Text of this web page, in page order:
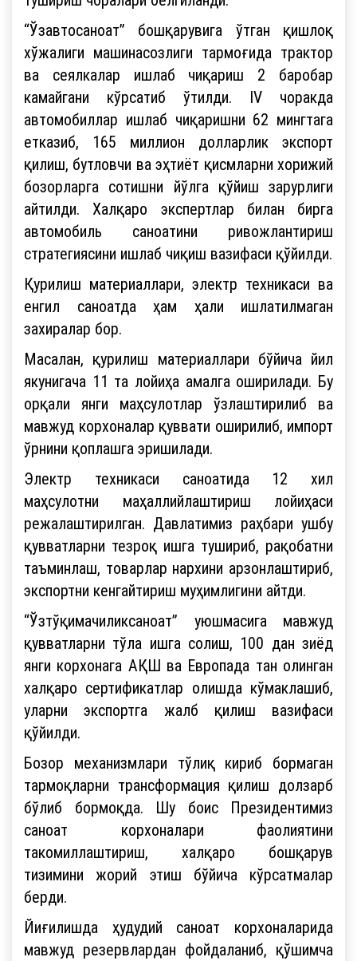
“Ўзавтосаноат” бошқарувига ўтган қишлоқ
хўжалиги машинасозлиги тармоғида трактор
ва сеялкалар ишлаб чиқариш 2 баробар
камайгани кўрсатиб ўтилди. IV чоракда
автомобиллар ишлаб чиқаришни 62 мингтага
етказиб, 165 миллион долларлик экспорт
қилиш, бутловчи ва эҳтиёт қисмларни хорижий
бозорларга сотишни йўлга қўйиш зарурлиги
айтилди. Халқаро экспертлар билан бирга
автомобиль саноатини ривожлантириш
стратегиясини ишлаб чиқиш вазифаси қўйилди.
Қурилиш материаллари, электр техникаси ва
енгил саноатда ҳам ҳали ишлатилмаган
захиралар бор.
Масалан, қурилиш материаллари бўйича йил
якунигача 11 та лойиҳа амалга оширилади. Бу
орқали янги маҳсулотлар ўзлаштирилиб ва
мавжуд корхоналар қуввати оширилиб, импорт
ўрнини қоплашга эришилади.
Электр техникаси саноатида 12 хил
маҳсулотни маҳаллийлаштириш лойиҳаси
режалаштирилган. Давлатимиз раҳбари ушбу
қувватларни тезроқ ишга тушириб, рақобатни
таъминлаш, товарлар нархини арзонлаштириб,
экспортни кенгайтириш муҳимлигини айтди.
“Ўзтўқимачиликсаноат” уюшмасига мавжуд
қувватларни тўла ишга солиш, 100 дан зиёд
янги корхонага АҚШ ва Европада тан олинган
халқаро сертификатлар олишда кўмаклашиб,
уларни экспортга жалб қилиш вазифаси
қўйилди.
Бозор механизмлари тўлиқ кириб бормаган
тармоқларни трансформация қилиш долзарб
бўлиб бормоқда. Шу боис Президентимиз
саноат корхоналари фаолиятини
такомиллаштириш, халқаро бошқарув
тизимини жорий этиш бўйича кўрсатмалар
берди.
Йиғилишда ҳудудий саноат корхоналарида
мавжуд резервлардан фойдаланиб, қўшимча